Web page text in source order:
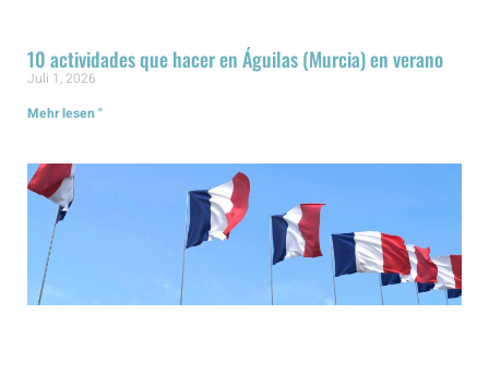
10 actividades que hacer en Águilas (Murcia) en verano
Juli 1, 2026
Mehr lesen "